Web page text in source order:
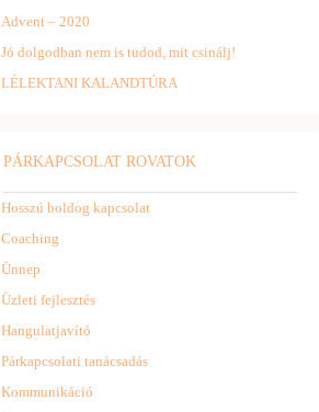
Advent – 2020
Jó dolgodban nem is tudod, mit csinálj!
LÉLEKTANI KALANDTÚRA
PÁRKAPCSOLAT ROVATOK
Hosszú boldog kapcsolat
Coaching
Ünnep
Üzleti fejlesztés
Hangulatjavító
Párkapcsolati tanácsadás
Kommunikáció